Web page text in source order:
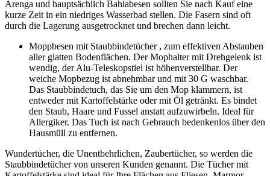
Arenga und hauptsächlich Bahiabesen sollten Sie nach Kauf eine
kurze Zeit in ein niedriges Wasserbad stellen. Die Fasern sind oft
durch die Lagerung ausgetrocknet und brechen dann leicht.
Moppbesen mit Staubbindetücher , zum effektiven Abstauben
aller glatten Bodenflächen. Der Mophalter mit Drehgelenk ist
wendig, der Alu-Teleskopstiel ist höhenverstellbar. Der
weiche Mopbezug ist abnehmbar und mit 30 G waschbar.
Das Staubbindetuch, das Sie um den Mop klammern, ist
entweder mit Kartoffelstärke oder mit Öl getränkt. Es bindet
den Staub, Haare und Fussel anstatt aufzuwirbeln. Ideal für
Allergiker. Das Tuch ist nach Gebrauch bedenkenlos über den
Hausmüll zu entfernen.
Wundertücher, die Unentbehrlichen, Zaubertücher, so werden die
Staubbindetücher von unseren Kunden genannt. Die Tücher mit